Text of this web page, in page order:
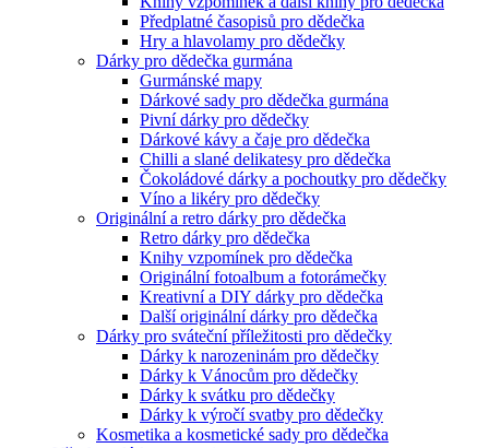
Předplatné časopisů pro dědečka
Hry a hlavolamy pro dědečky
Dárky pro dědečka gurmána
Gurmánské mapy
Dárkové sady pro dědečka gurmána
Pivní dárky pro dědečky
Dárkové kávy a čaje pro dědečka
Chilli a slané delikatesy pro dědečka
Čokoládové dárky a pochoutky pro dědečky
Víno a likéry pro dědečky
Originální a retro dárky pro dědečka
Retro dárky pro dědečka
Knihy vzpomínek pro dědečka
Originální fotoalbum a fotorámečky
Kreativní a DIY dárky pro dědečka
Další originální dárky pro dědečka
Dárky pro sváteční příležitosti pro dědečky
Dárky k narozeninám pro dědečky
Dárky k Vánocům pro dědečky
Dárky k svátku pro dědečky
Dárky k výročí svatby pro dědečky
Kosmetika a kosmetické sady pro dědečka